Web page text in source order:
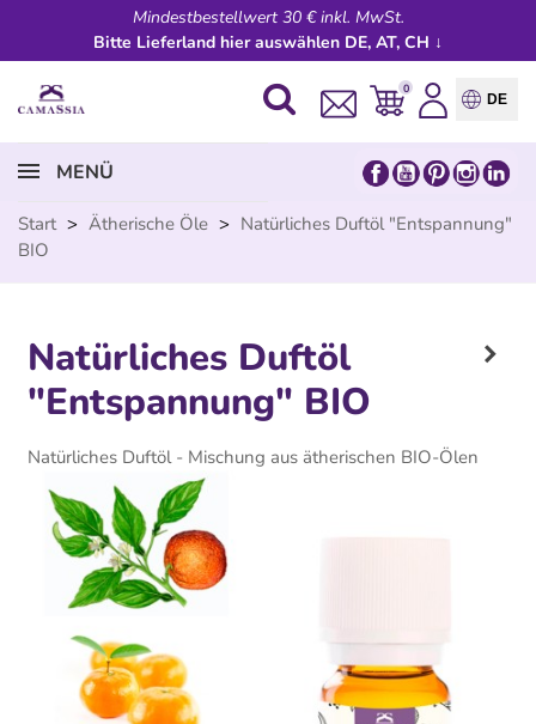
Mindestbestellwert 30 € inkl. MwSt.
Bitte Lieferland hier auswählen DE, AT, CH ↓
0
DE
MENÜ
Start > Ätherische Öle > Natürliches Duftöl "Entspannung"
BIO
Natürliches Duftöl
"Entspannung" BIO
Natürliches Duftöl - Mischung aus ätherischen BIO-Ölen